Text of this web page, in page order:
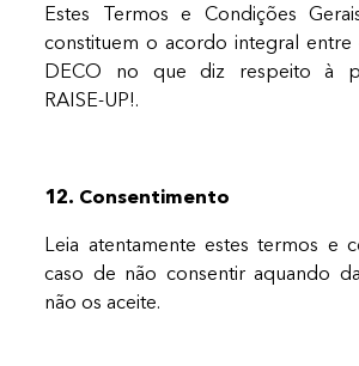
Estes Termos e Condições
constituem o acordo integral
DECO no que diz respeito à
RAISE-UP!.
12. Consentimento
Leia atentamente estes termos e
caso de não consentir aquando
não os aceite.